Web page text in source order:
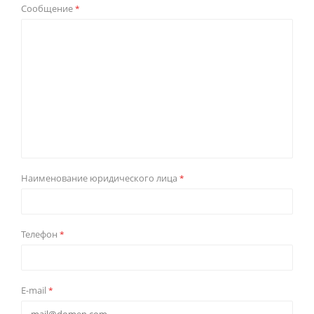
Сообщение*
Наименование юридического лица *
Телефон *
E-mail *